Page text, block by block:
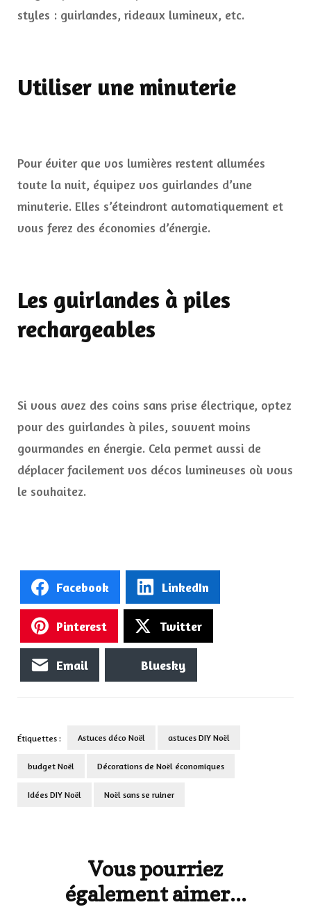
styles : guirlandes, rideaux lumineux, etc.
Utiliser une minuterie
Pour éviter que vos lumières restent allumées
toute la nuit, équipez vos guirlandes d’une
minuterie. Elles s’éteindront automatiquement et
vous ferez des économies d’énergie.
Les guirlandes à piles
rechargeables
Si vous avez des coins sans prise électrique, optez
pour des guirlandes à piles, souvent moins
gourmandes en énergie. Cela permet aussi de
déplacer facilement vos décos lumineuses où vous
le souhaitez.
Facebook LinkedIn
Pinterest Twitter
Email Bluesky
Étiquettes : Astuces déco Noël astuces DIY Noël
budget Noël Décorations de Noël économiques
Idées DIY Noël Noël sans se ruiner
Vous pourriez
également aimer...